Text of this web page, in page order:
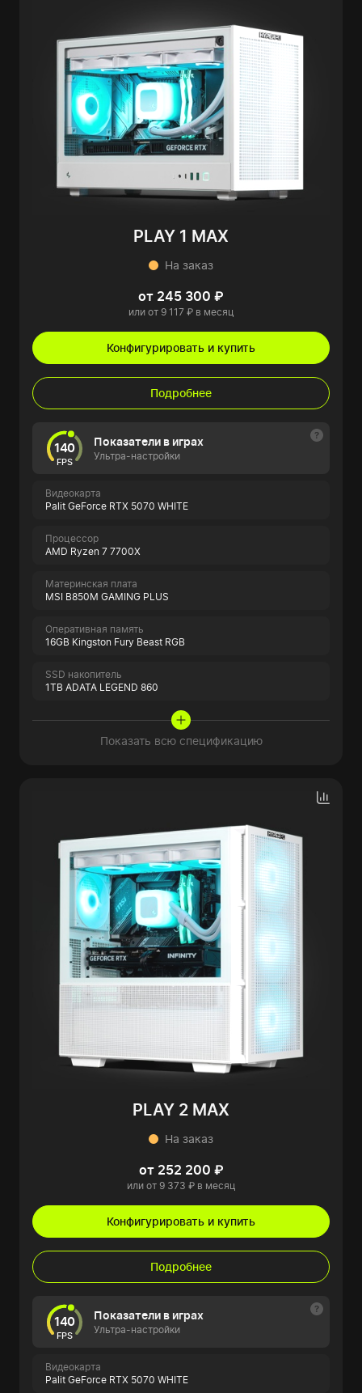
PLAY 1 MAX
На заказ
от 245 300 ₽
или от 9 117 ₽ в месяц
Конфигурировать и купить
Подробнее
140
FPS
Показатели в играх
Ультра-настройки
Видеокарта
Palit GeForce RTX 5070 WHITE
Процессор
AMD Ryzen 7 7700X
Материнская плата
MSI B850M GAMING PLUS
Оперативная память
16GB Kingston Fury Beast RGB
SSD накопитель
1TB ADATA LEGEND 860
Показать всю спецификацию
PLAY 2 MAX
На заказ
от 252 200 ₽
или от 9 373 ₽ в месяц
Конфигурировать и купить
Подробнее
140
FPS
Показатели в играх
Ультра-настройки
Видеокарта
Palit GeForce RTX 5070 WHITE